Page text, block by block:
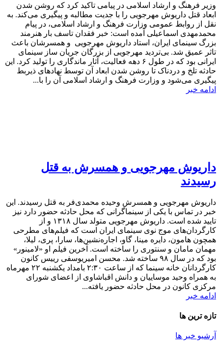
وزیر فرهنگ و ارشاد اسلامی در پیامی تاکید کرد که روشن‌ شدن
ابعاد قتل داریوش مهرجویی را با جدیت مطالبه و پیگیری می‌کند. به
نقل از روابط عمومی وزارت فرهنگ و ارشاد اسلامی، در پیام
محمدمهدی اسماعیلی آمده است: خبر فقدان تاسف بار هنرمند
بزرگ سینمای ایران، استاد داریوش مهرجویی و همسرشان باعث
تاثر عمیق شد. بی‌تردید مهرجویی از بزرگان جریان ساز سینمای
ایرانی بود که در طول ۶ دهه فعالیت، آثار ماندگاری را تولید کرد. این
حادثه تلخ و دردناک تا روشن شدن ابعاد آن توسط نهادهای ذیربط
پیگیری می‌شود و وزارت فرهنگ و ارشاد اسلامی آن را با...
ادامه خبر
داریوش مهرجویی و همسرش به قتل
رسیدند
داریوش مهرجویی و همسرش وحیده محمدی‌فر به قتل رسیدند. این
خبر در تماس با یکی از سینماگرانی که محل حادثه حضور دارد نیز
تایید شده است. داریوش مهرجویی متولد سال ۱۳۱۸ و از
کارگردان‌های موج نوی سینمای ایران است که فیلم‌های مطرحی
همچون هامون، دایره مینا، گاو، اجاره‌نشین‌ها، سارا، پری، لیلا،
مهمان مامان و سنتوری را ساخته است. آخرین فیلم او «لامینور»
بود که در سال ۹۸ ساخته شد. محسن امیریوسفی رییس کانون
کارگردانان خانه سینما که از ساعت ۲:۳۰ بامداد یکشنبه ۲۲ مهرماه
به همراه وحید موساییان و دانش اقباشاوی از اعضای شورای
مرکزی کانون در محل حادثه حضور یافته...
ادامه خبر
تازه ترین ها
آرشیو خبر ها